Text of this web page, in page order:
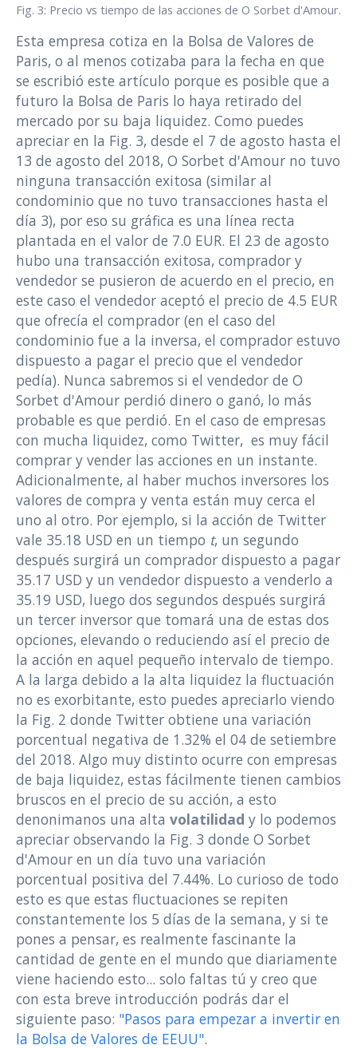
Fig. 3: Precio vs tiempo de las acciones de O Sorbet d'Amour.
Esta empresa cotiza en la Bolsa de Valores de
Paris, o al menos cotizaba para la fecha en que
se escribió este artículo porque es posible que a
futuro la Bolsa de Paris lo haya retirado del
mercado por su baja liquidez. Como puedes
apreciar en la Fig. 3, desde el 7 de agosto hasta el
13 de agosto del 2018, O Sorbet d'Amour no tuvo
ninguna transacción exitosa (similar al
condominio que no tuvo transacciones hasta el
día 3), por eso su gráfica es una línea recta
plantada en el valor de 7.0 EUR. El 23 de agosto
hubo una transacción exitosa, comprador y
vendedor se pusieron de acuerdo en el precio, en
este caso el vendedor aceptó el precio de 4.5 EUR
que ofrecía el comprador (en el caso del
condominio fue a la inversa, el comprador estuvo
dispuesto a pagar el precio que el vendedor
pedía). Nunca sabremos si el vendedor de O
Sorbet d'Amour perdió dinero o ganó, lo más
probable es que perdió. En el caso de empresas
con mucha liquidez, como Twitter, es muy fácil
comprar y vender las acciones en un instante.
Adicionalmente, al haber muchos inversores los
valores de compra y venta están muy cerca el
uno al otro. Por ejemplo, si la acción de Twitter
vale 35.18 USD en un tiempo t, un segundo
después surgirá un comprador dispuesto a pagar
35.17 USD y un vendedor dispuesto a venderlo a
35.19 USD, luego dos segundos después surgirá
un tercer inversor que tomará una de estas dos
opciones, elevando o reduciendo así el precio de
la acción en aquel pequeño intervalo de tiempo.
A la larga debido a la alta liquidez la fluctuación
no es exorbitante, esto puedes apreciarlo viendo
la Fig. 2 donde Twitter obtiene una variación
porcentual negativa de 1.32% el 04 de setiembre
del 2018. Algo muy distinto ocurre con empresas
de baja liquidez, estas fácilmente tienen cambios
bruscos en el precio de su acción, a esto
denonimanos una alta volatilidad y lo podemos
apreciar observando la Fig. 3 donde O Sorbet
d'Amour en un día tuvo una variación
porcentual positiva del 7.44%. Lo curioso de todo
esto es que estas fluctuaciones se repiten
constantemente los 5 días de la semana, y si te
pones a pensar, es realmente fascinante la
cantidad de gente en el mundo que diariamente
viene haciendo esto... solo faltas tú y creo que
con esta breve introducción podrás dar el
siguiente paso: "Pasos para empezar a invertir en
la Bolsa de Valores de EEUU".